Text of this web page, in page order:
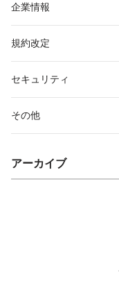
企業情報
規約改定
セキュリティ
その他
アーカイブ